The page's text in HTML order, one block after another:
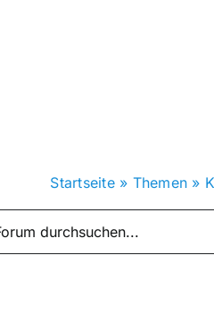
Startseite» Themen »